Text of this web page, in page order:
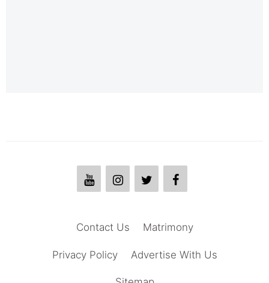
Matrimony
Contact Us
Advertise With Us
Privacy Policy